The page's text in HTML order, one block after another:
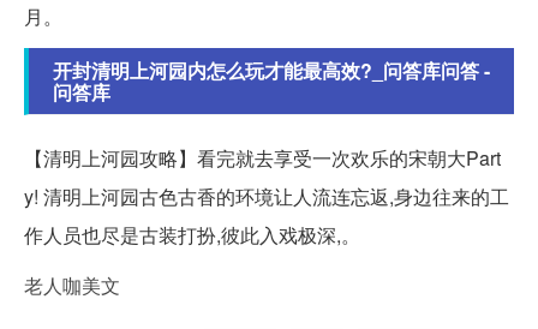
月。
开封清明上河园内怎么玩才能最高效?_问答库问答 -
问答库
【清明上河园攻略】看完就去享受一次欢乐的宋朝大Part
y! 清明上河园古色古香的环境让人流连忘返,身边往来的工
作人员也尽是古装打扮,彼此入戏极深,。
老人咖美文